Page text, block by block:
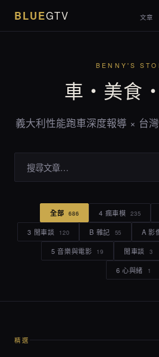
BLUEGTV 文章
BENNY'S
車・美食・
義大利性能跑車深度報導 × 台
全部 686 4 瘋車模 235
3 閒車談 120 B 雜記 55 A 影
5 音樂與電影 19 閒車談 3
6 心與緒 1
精選